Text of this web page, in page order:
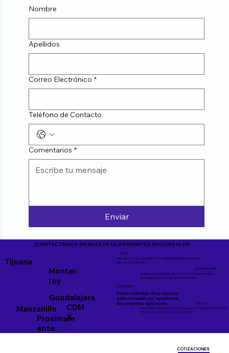
Nombre
Apellidos
Correo Electrónico *
Teléfono de Contacto
Comentarios *
Enviar
¡CONTACTANOS EN NUESTRAS DIFERENTES SOCURSALES!
Tijuana
Monter
rey
Guadalajara
Manzanillo
CDM
X
Proximam
ente
Cipreses 9, Lázaro Cárdenas, 54916 Tultitlán de Mariano Escobedo,
Méx. Tel.: 56 2321 6141
CDMX
Periferico Manuel Gomez Morin 1371 A. col Huentitan el Alto,
Guadalajara, Jal CP 44390. Tel.: 33 4735 7406
GUADALAJARA
MONTERREY
Explora familias de productos
seleccionadas por apariencia,
desempeño y aplicación.
TIJUANA
Blvd. Gustavo Díaz Ordaz 8002, La Joya, 22115 Tijuana, B.C. Tel.: 664
788 3808, 664 910 6927, 664 177 6754
COTIZACIONES